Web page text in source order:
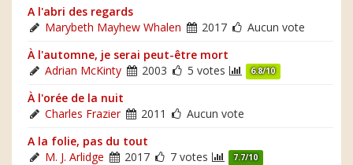
A l'abri des regards
Marybeth Mayhew Whalen
2017
Aucun vote
À l'automne, je serai peut-être mort
Adrian McKinty
2003 5 votes 6.8/10
À l'orée de la nuit
Charles Frazier
2011
Aucun vote
A la folie, pas du tout
M. J. Arlidge
2017 7 votes 7.7/10